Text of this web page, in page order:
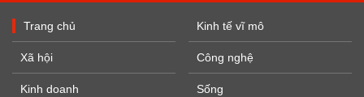
Trang chủ
Xã hội
Kinh doanh
Kinh tế vĩ mô
Công nghệ
Sống